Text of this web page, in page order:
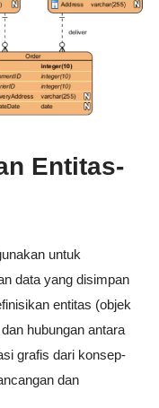
Entitas-
untuk
data yang disimpan
entitas (objek
hubungan antara
grafis dari konsep-
dan